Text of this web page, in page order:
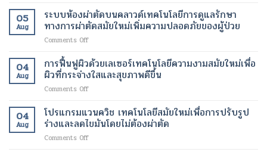
สุขภาพ
ดี
และ
ขึ้น
เฉพาะ
จุด
และ
เร่ง
การ
เผา
เทคโนโลยี
สมัย
ใหม่
สแกน
fMRI
เพื่อ
ช่วย
ผู้
ป่วย
เทคโนโลยี
ทางการ
05
Aug
ระบบห้องผ่าตัดบนคลาวด์เทคโนโลยีการดูแลรักษา
ทางการผ่าตัดสมัยใหม่เพิ่มความปลอดภัยของผู้ป่วย
Comments Offon
ห้อง
ผ่าตัด
บน
คลา
เทคโนโลยี
การ
04
Aug
การฟื้นฟูผิวด้วยเลเซอร์เทคโนโลยีความงามสมัยใหม่เพื่อ
ผิวที่กระจ่างใสและสุขภาพดีขึ้น
Comments Offon
ฟื้นฟู
ผิว
ด้วย
เลเซอร์
04
Aug
โปรแกรมแวนควิช เทคโนโลยีสมัยใหม่เพื่อการปรับรูป
ร่างและลดไขมันโดยไม่ต้องผ่าตัด
Comments Offon